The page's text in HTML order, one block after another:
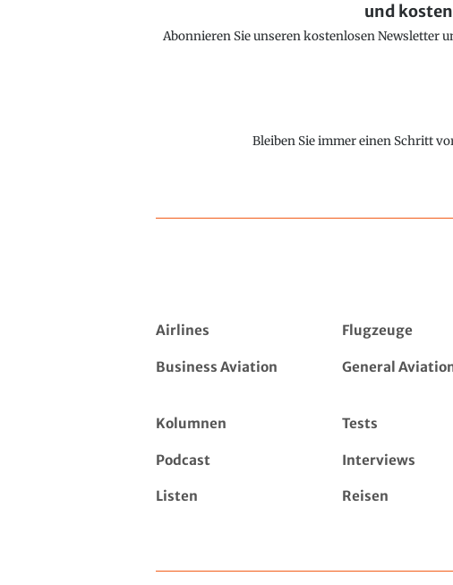
und
Abonnieren Sie unseren kostenlosen Newsletter
Bleiben Sie immer einen Schritt
Airlines Flugzeuge
Business Aviation General
Kolumnen Tests
Podcast Interviews
Listen Reisen